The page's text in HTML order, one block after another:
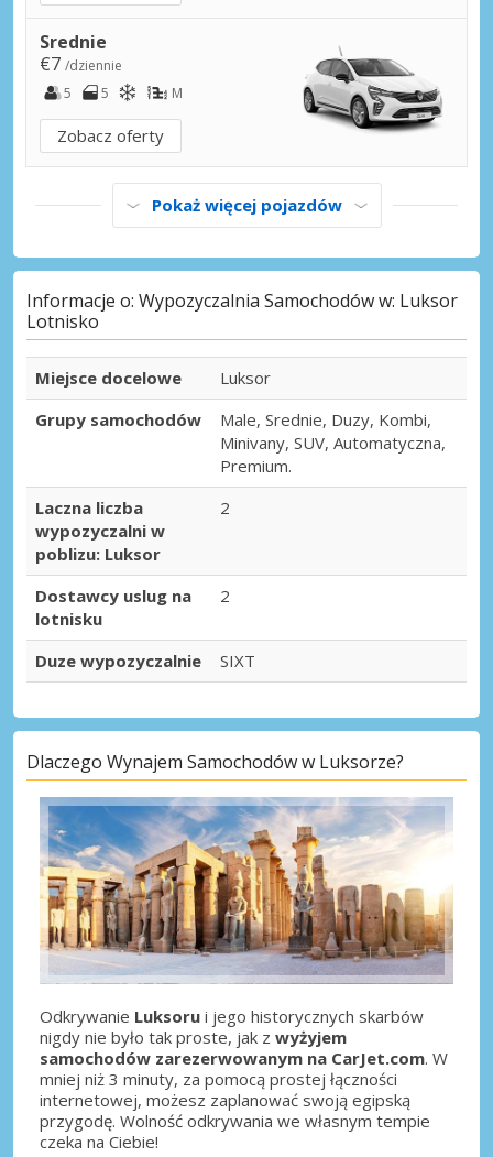
Srednie
€7 /dziennie
5
5 M
Zobacz oferty
Pokaż więcej pojazdów
Informacje o: Wypozyczalnia Samochodów w: Luksor
Lotnisko
Miejsce docelowe
Luksor
Grupy samochodów
Male, Srednie, Duzy, Kombi,
Minivany, SUV, Automatyczna,
Premium.
Laczna liczba
wypozyczalni w
poblizu: Luksor
2
Dostawcy uslug na
lotnisku
2
Duze wypozyczalnie SIXT
Dlaczego Wynajem Samochodów w Luksorze?
Odkrywanie Luksoru i jego historycznych skarbów
nigdy nie było tak proste, jak z wyżyjem
samochodów zarezerwowanym na CarJet.com. W
mniej niż 3 minuty, za pomocą prostej łączności
internetowej, możesz zaplanować swoją egipską
przygodę. Wolność odkrywania we własnym tempie
czeka na Ciebie!